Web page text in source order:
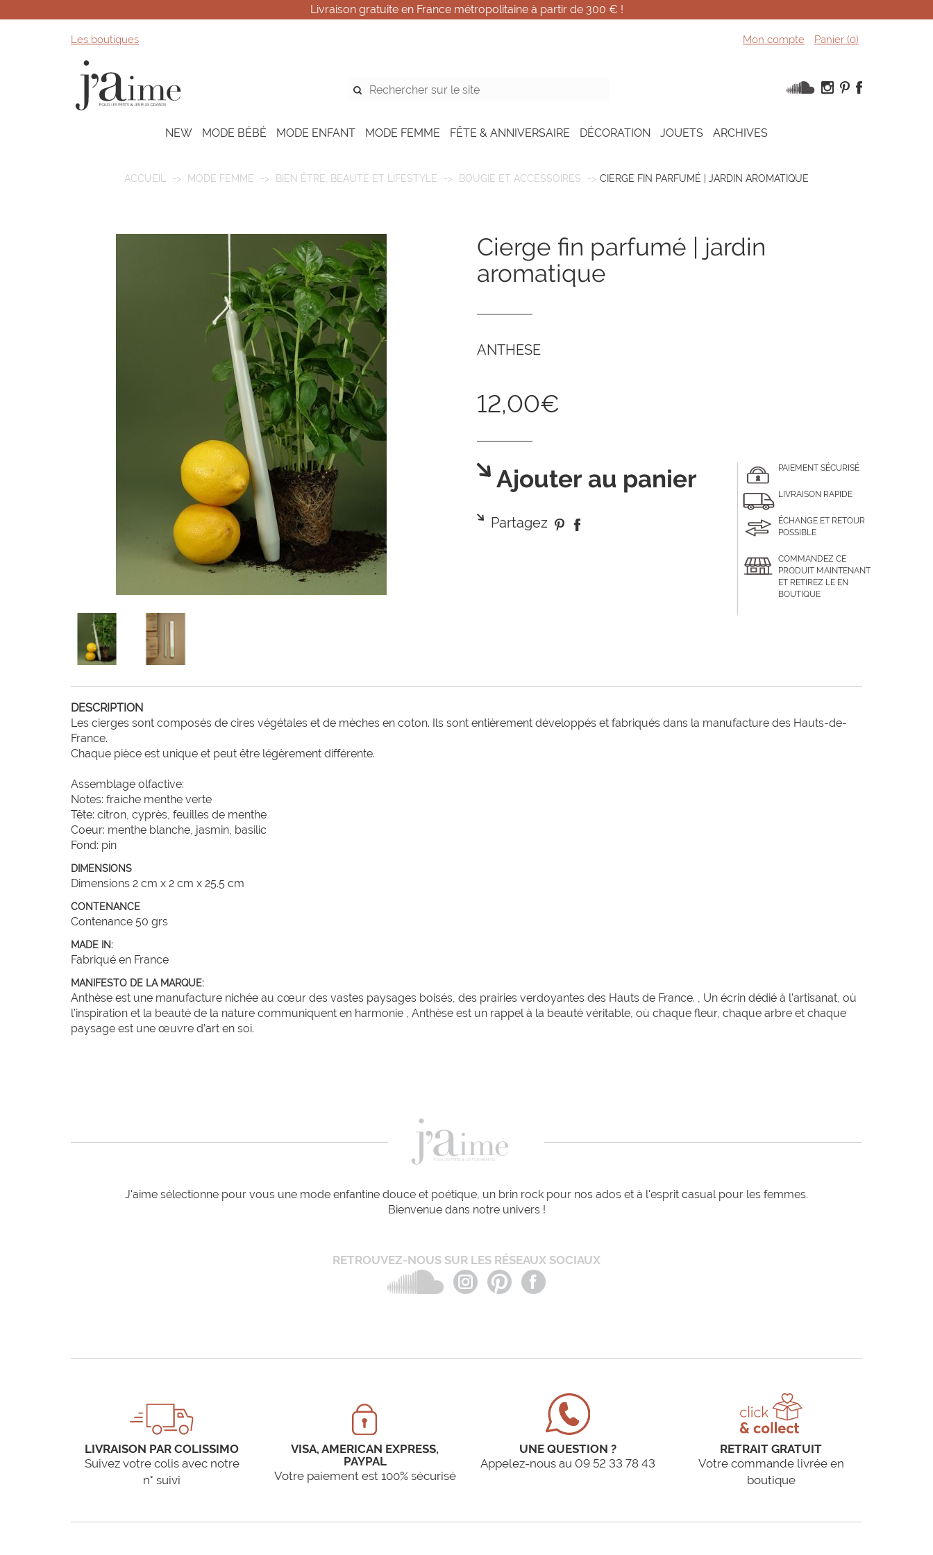
Livraison gratuite en France métropolitaine à partir de 300 € !
Les boutiques Mon compte Panier (0)
NEW MODE BÉBÉ MODE ENFANT MODE FEMME FÊTE & ANNIVERSAIRE DÉCORATION JOUETS ARCHIVES
ACCUEIL MODE FEMME BIEN ÊTRE, BEAUTÉ ET LIFESTYLE BOUGIE ET ACCESSOIRES CIERGE FIN PARFUMÉ | JARDIN AROMATIQUE
cierge fin parfumé | jardin
aromatique
ANTHESE
12,00€
Ajouter au panier
Partagez
PAIEMENT SÉCURISÉ
LIVRAISON RAPIDE
ÉCHANGE ET RETOUR
POSSIBLE
COMMANDEZ CE
PRODUIT MAINTENANT
ET RETIREZ LE EN
BOUTIQUE
DESCRIPTION
Les cierges sont composés de cires végétales et de mèches en coton. Ils sont entièrement développés et fabriqués dans la manufacture des Hauts-de-
France.
Chaque pièce est unique et peut être légèrement différente.
Assemblage olfactive:
Notes: fraiche menthe verte
Tête: citron, cyprès, feuilles de menthe
Coeur: menthe blanche, jasmin, basilic
Fond: pin
DIMENSIONS
Dimensions 2 cm x 2 cm x 25.5 cm
CONTENANCE
Contenance 50 grs
MADE IN:
Fabriqué en France
MANIFESTO DE LA MARQUE:
Anthèse est une manufacture nichée au cœur des vastes paysages boisés, des prairies verdoyantes des Hauts de France. , Un écrin dédié à l’artisanat, où
l’inspiration et la beauté de la nature communiquent en harmonie , Anthèse est un rappel à la beauté véritable, où chaque fleur, chaque arbre et chaque
paysage est une œuvre d’art en soi.
J'aime sélectionne pour vous une mode enfantine douce et poétique, un brin rock pour nos ados et à l'esprit casual pour les femmes.
Bienvenue dans notre univers !
RETROUVEZ-NOUS SUR LES RÉSEAUX SOCIAUX
LIVRAISON PAR COLISSIMO
Suivez votre colis avec notre
n° suivi
VISA, AMERICAN EXPRESS,
PAYPAL
Votre paiement est 100% sécurisé
UNE QUESTION ?
Appelez-nous au 09 52 33 78 43
RETRAIT GRATUIT
Votre commande livrée en
boutique